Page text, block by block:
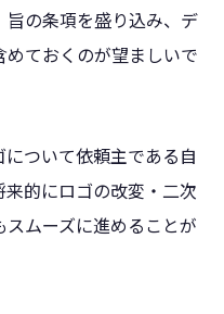
旨の条項を盛り込み、デ
ておくのが望ましいで
ついて依頼主である自
的にロゴの改変・二次
ムーズに進めることが